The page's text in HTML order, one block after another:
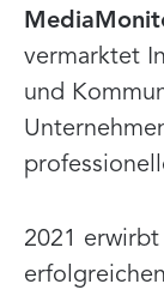
vermarktet
und
2021